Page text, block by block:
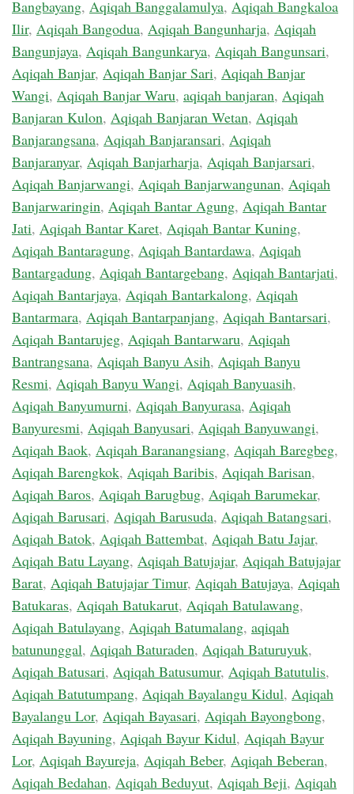
Bangbayang, Aqiqah Banggalamulya, Aqiqah Bangkaloa
Ilir, Aqiqah Bangodua, Aqiqah Bangunharja, Aqiqah
Bangunjaya, Aqiqah Bangunkarya, Aqiqah Bangunsari,
Aqiqah Banjar, Aqiqah Banjar Sari, Aqiqah Banjar
Wangi, Aqiqah Banjar Waru, aqiqah banjaran, Aqiqah
Banjaran Kulon, Aqiqah Banjaran Wetan, Aqiqah
Banjarangsana, Aqiqah Banjaransari, Aqiqah
Banjaranyar, Aqiqah Banjarharja, Aqiqah Banjarsari,
Aqiqah Banjarwangi, Aqiqah Banjarwangunan, Aqiqah
Banjarwaringin, Aqiqah Bantar Agung, Aqiqah Bantar
Jati, Aqiqah Bantar Karet, Aqiqah Bantar Kuning,
Aqiqah Bantaragung, Aqiqah Bantardawa, Aqiqah
Bantargadung, Aqiqah Bantargebang, Aqiqah Bantarjati,
Aqiqah Bantarjaya, Aqiqah Bantarkalong, Aqiqah
Bantarmara, Aqiqah Bantarpanjang, Aqiqah Bantarsari,
Aqiqah Bantarujeg, Aqiqah Bantarwaru, Aqiqah
Bantrangsana, Aqiqah Banyu Asih, Aqiqah Banyu
Resmi, Aqiqah Banyu Wangi, Aqiqah Banyuasih,
Aqiqah Banyumurni, Aqiqah Banyurasa, Aqiqah
Banyuresmi, Aqiqah Banyusari, Aqiqah Banyuwangi,
Aqiqah Baok, Aqiqah Baranangsiang, Aqiqah Baregbeg,
Aqiqah Barengkok, Aqiqah Baribis, Aqiqah Barisan,
Aqiqah Baros, Aqiqah Barugbug, Aqiqah Barumekar,
Aqiqah Barusari, Aqiqah Barusuda, Aqiqah Batangsari,
Aqiqah Batok, Aqiqah Battembat, Aqiqah Batu Jajar,
Aqiqah Batu Layang, Aqiqah Batujajar, Aqiqah Batujajar
Barat, Aqiqah Batujajar Timur, Aqiqah Batujaya, Aqiqah
Batukaras, Aqiqah Batukarut, Aqiqah Batulawang,
Aqiqah Batulayang, Aqiqah Batumalang, aqiqah
batununggal, Aqiqah Baturaden, Aqiqah Baturuyuk,
Aqiqah Batusari, Aqiqah Batusumur, Aqiqah Batutulis,
Aqiqah Batutumpang, Aqiqah Bayalangu Kidul, Aqiqah
Bayalangu Lor, Aqiqah Bayasari, Aqiqah Bayongbong,
Aqiqah Bayuning, Aqiqah Bayur Kidul, Aqiqah Bayur
Lor, Aqiqah Bayureja, Aqiqah Beber, Aqiqah Beberan,
Aqiqah Bedahan, Aqiqah Beduyut, Aqiqah Beji, Aqiqah